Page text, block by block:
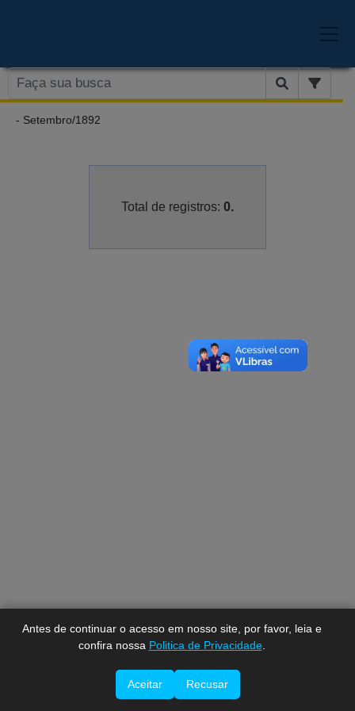
Antes de continuar o acesso em nosso site, por favor, leia e
confira nossa Politica de Privacidade.
Aceitar Recusar
- Setembro/1892
Total de registros: 0.